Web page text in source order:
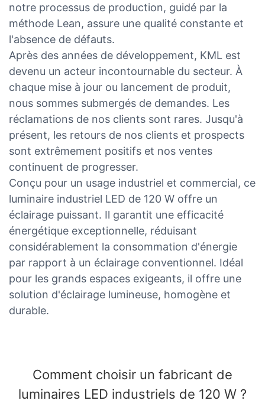
notre processus de production, guidé par la
méthode Lean, assure une qualité constante et
l'absence de défauts.
Après des années de développement, KML est
devenu un acteur incontournable du secteur. À
chaque mise à jour ou lancement de produit,
nous sommes submergés de demandes. Les
réclamations de nos clients sont rares. Jusqu'à
présent, les retours de nos clients et prospects
sont extrêmement positifs et nos ventes
continuent de progresser.
Conçu pour un usage industriel et commercial, ce
luminaire industriel LED de 120 W offre un
éclairage puissant. Il garantit une efficacité
énergétique exceptionnelle, réduisant
considérablement la consommation d'énergie
par rapport à un éclairage conventionnel. Idéal
pour les grands espaces exigeants, il offre une
solution d'éclairage lumineuse, homogène et
durable.
Comment choisir un fabricant de
luminaires LED industriels de 120 W ?